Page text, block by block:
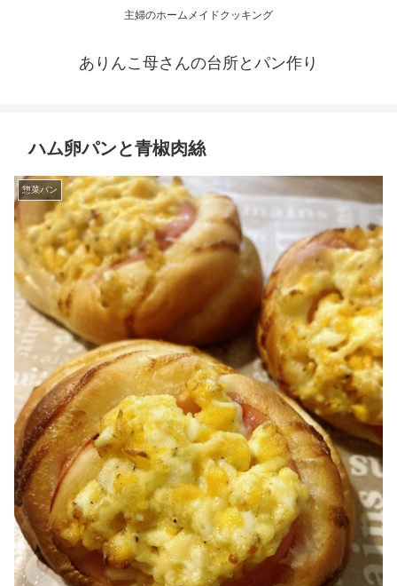
主婦のホームメイドクッキング
ありんこ母さんの台所とパン作り
ハム卵パンと青椒肉絲
惣菜パン